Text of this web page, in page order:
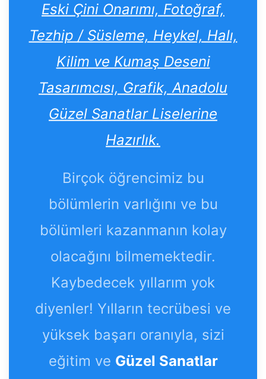
Eski Çini Onarımı, Fotoğraf,
Tezhip / Süsleme, Heykel, Halı,
Kilim ve Kumaş Deseni
Tasarımcısı, Grafik, Anadolu
Güzel Sanatlar Liselerine
Hazırlık.
Birçok öğrencimiz bu
bölümlerin varlığını ve bu
bölümleri kazanmanın kolay
olacağını bilmemektedir.
Kaybedecek yıllarım yok
diyenler! Yılların tecrübesi ve
yüksek başarı oranıyla, sizi
eğitim ve Güzel Sanatlar